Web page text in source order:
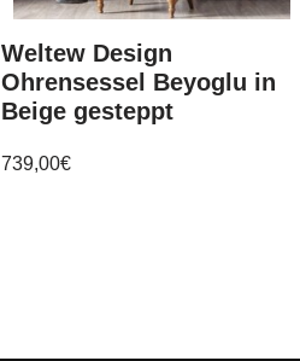
Weltew Design
Ohrensessel Beyoglu in
Beige gesteppt
739,00€